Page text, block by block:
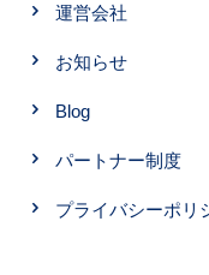
運営会社
お知らせ
Blog
パートナー制度
プライバシーポリ